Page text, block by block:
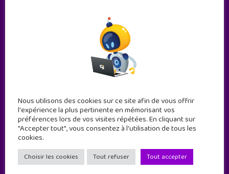
Geek Junior est le premier site de culture numérique
à destination des adolescents.
Geek Junior, c’est aussi le premier magazine
Nous utilisons des cookies sur ce site afin de vous offrir
l'expérience la plus pertinente en mémorisant vos
préférences lors de vos visites répétées. En cliquant sur
"Accepter tout", vous consentez à l'utilisation de tous les
cookies.
Choisir les cookies Tout refuser Tout accepter